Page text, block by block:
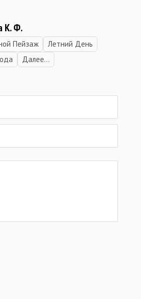
К. Ф.
Пейзаж
Летний День
Далее...